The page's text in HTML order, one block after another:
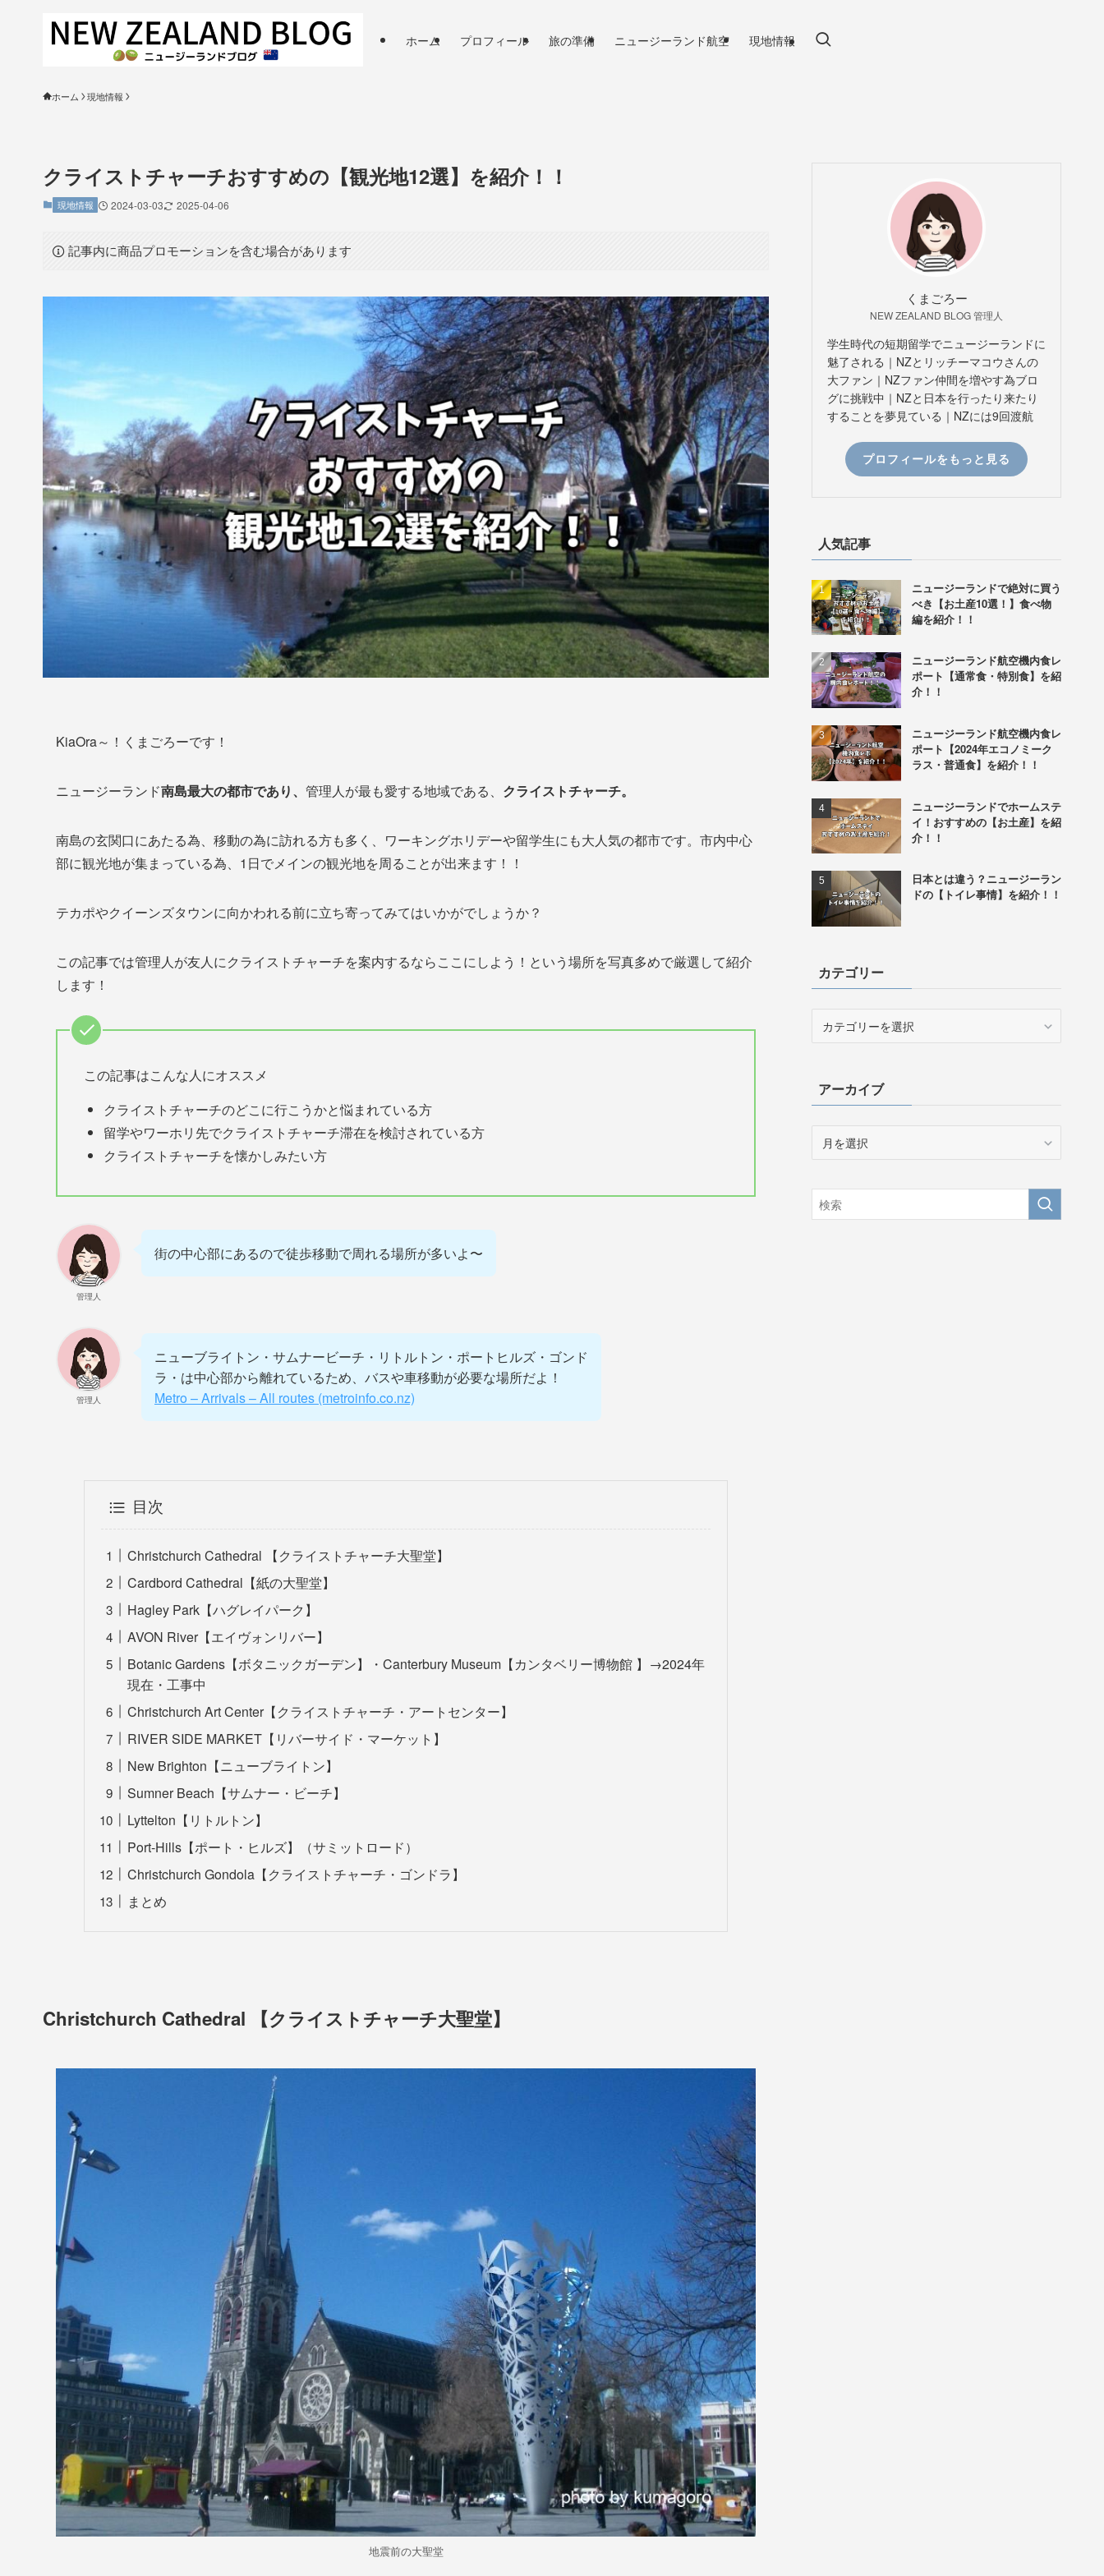
ホーム プロフィール 旅の準備 ニュージーランド航空 現地情報
ホーム 現地情報
クライストチャーチおすすめの【観光地12選】を紹介！！
現地情報 2024-03-03 2025-04-06
記事内に商品プロモーションを含む場合があります
KiaOra～！くまごろーです！
ニュージーランド南島最大の都市であり、 管理人が最も愛する地域である、 クライストチャーチ。
南島の玄関口にあたる為、移動の為に訪れる方も多く、ワーキングホリデーや留学生にも大人気の都市です。市内中心
部に観光地が集まっている為、1日でメインの観光地を周ることが出来ます！！
テカポやクイーンズタウンに向かわれる前に立ち寄ってみてはいかがでしょうか？
この記事では管理人が友人にクライストチャーチを案内するならここにしよう！という場所を写真多めで厳選して紹介
します！
この記事はこんな人にオススメ
クライストチャーチのどこに行こうかと悩まれている方
留学やワーホリ先でクライストチャーチ滞在を検討されている方
クライストチャーチを懐かしみたい方
管理人
街の中心部にあるので徒歩移動で周れる場所が多いよ〜
管理人
ニューブライトン・サムナービーチ・リトルトン・ポートヒルズ・ゴンド
ラ・は中心部から離れているため、バスや車移動が必要な場所だよ！
Metro – Arrivals – All routes (metroinfo.co.nz)
目次
Christchurch Cathedral 【クライストチャーチ大聖堂】
Cardbord Cathedral【紙の大聖堂】
Hagley Park【ハグレイパーク】
AVON River【エイヴォンリバー】
Botanic Gardens【ボタニックガーデン】・Canterbury Museum【カンタベリー博物館 】→2024年
現在・工事中
Christchurch Art Center【クライストチャーチ・アートセンター】
RIVER SIDE MARKET【リバーサイド・マーケット】
New Brighton【ニューブライトン】
Sumner Beach【サムナー・ビーチ】
Lyttelton【リトルトン】
Port-Hills【ポート・ヒルズ】（サミットロード）
Christchurch Gondola【クライストチャーチ・ゴンドラ】
まとめ
Christchurch Cathedral 【クライストチャーチ大聖堂】
地震前の大聖堂
くまごろー
NEW ZEALAND BLOG 管理人
学生時代の短期留学でニュージーランドに
魅了される｜NZとリッチーマコウさんの
大ファン｜NZファン仲間を増やす為ブロ
グに挑戦中｜NZと日本を行ったり来たり
することを夢見ている｜NZには9回渡航
プロフィールをもっと見る
人気記事
ニュージーランドで絶対に買う
べき【お土産10選！】食べ物
編を紹介！！
ニュージーランド航空機内食レ
ポート【通常食・特別食】を紹
介！！
ニュージーランド航空機内食レ
ポート【2024年エコノミーク
ラス・普通食】を紹介！！
ニュージーランドでホームステ
イ！おすすめの【お土産】を紹
介！！
日本とは違う？ニュージーラン
ドの【トイレ事情】を紹介！！
カテゴリー
ーアーカイブ
イ
ブ